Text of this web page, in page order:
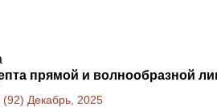
прямой и волнообразной
Декабрь, 2025